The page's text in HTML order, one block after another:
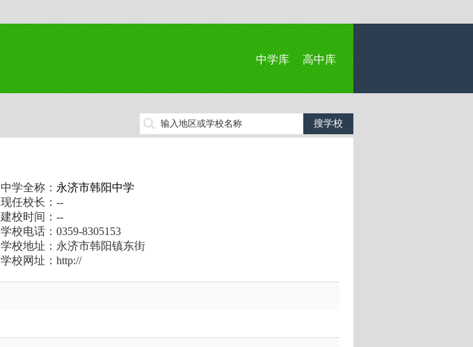
中学库 高中库
中学全称： 永济市韩阳中学
现任校长：--
建校时间：--
学校电话：0359-8305153
学校地址：永济市韩阳镇东街
学校网址：http://